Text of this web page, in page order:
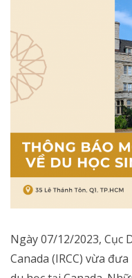
Ngày 07/12/2023, Cục
Canada (IRCC) vừa